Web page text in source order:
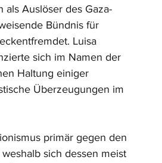
Auslöser des Gaza-
Bündnis für
Luisa
sich im Namen der
Haltung einiger
Überzeugungen im
primär gegen den
sich dessen meist